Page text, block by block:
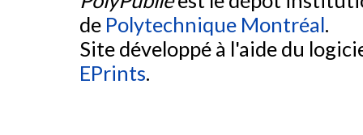
de Polytechnique Montréal.
Site développé à l'aide du
EPrints.